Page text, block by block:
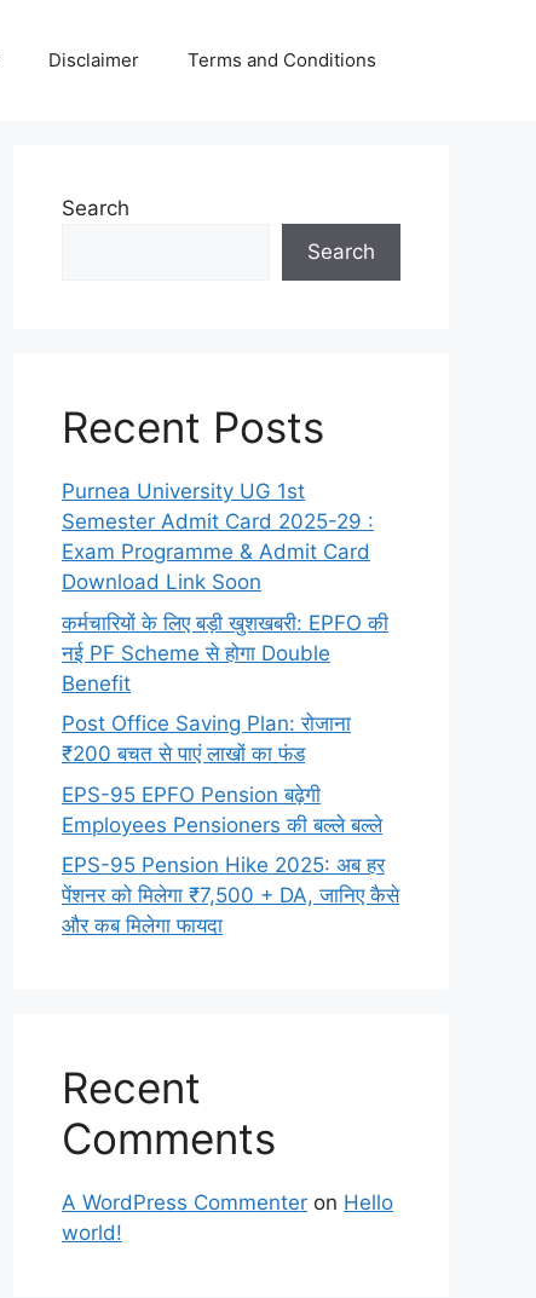
Disclaimer Terms and Conditions
Search
Search
Recent Posts
Purnea University UG 1st
Semester Admit Card 2025-29 :
Exam Programme & Admit Card
Download Link Soon
कर्मचारियों के लिए बड़ी खुशखबरी: EPFO की
नई PF Scheme से होगा Double
Benefit
Post Office Saving Plan: रोजाना
₹200 बचत से पाएं लाखों का फंड
EPS-95 EPFO Pension बढ़ेगी
Employees Pensioners की बल्ले बल्ले
EPS-95 Pension Hike 2025: अब हर
पेंशनर को मिलेगा ₹7,500 + DA, जानिए कैसे
और कब मिलेगा फायदा
Recent
Comments
A WordPress Commenter on Hello
world!